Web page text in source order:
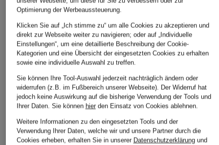
Optimierung der Werbeaussteuerung.
Klicken Sie auf „Ich stimme zu“ um alle Cookies zu akzeptieren und
direkt zur Webseite weiter zu navigieren; oder auf „Individuelle
Einstellungen“, um eine detaillierte Beschreibung der Cookie-
Kategorien und eine Übersicht der eingesetzten Cookies zu erhalten
sowie eine individuelle Auswahl zu treffen.
Sie können Ihre Tool-Auswahl jederzeit nachträglich ändern oder
widerrufen (z.B. im Fußbereich unserer Webseite). Der Widerruf hat
jedoch keine Auswirkung auf die bisherige Verwendung der Tools und
Ihrer Daten. Sie können hierden Einsatz von Cookies ablehnen.
Weitere Informationen zu den eingesetzten Tools und der
Verwendung Ihrer Daten, welche wir und unsere Partner durch die
Cookies erheben, erhalten Sie in unserer Datenschutzerklärungund